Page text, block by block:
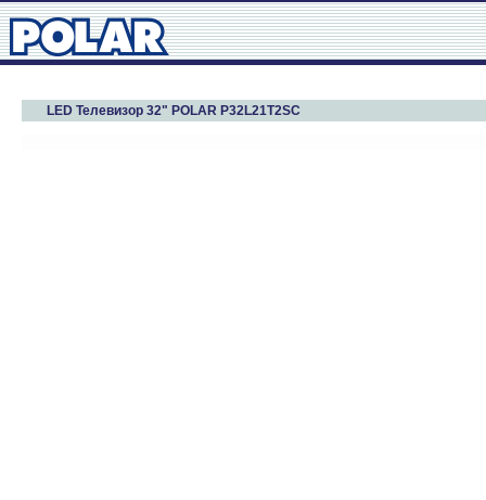
LED Телевизор 32" POLAR P32L21T2SC